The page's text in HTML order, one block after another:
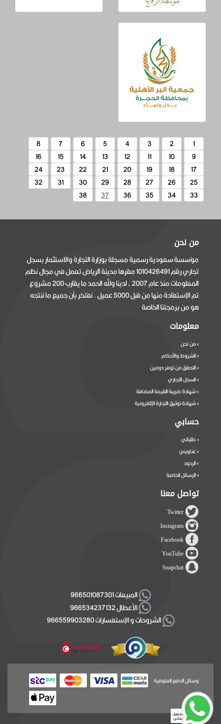
1
2
3
4
5
6
7
8
9
10
11
12
13
14
15
16
17
18
19
20
21
22
23
24
25
26
27
28
29
30
31
32
33
34
35
36
37
38
من نحن
مؤسسة سعودية رسمية مسجلة بوزارة التجارة والاستثمار بسجل
تجاري رقم 1010426491 مقرها مدينة الرياض تعمل في مجال نظم
المعلومات منذ عام 2007 ، لدينا ولله الحمد ما يقارب 200 مشروع
تم الإستفادة منها من قبل 5000 عميل . نفتخر بأن جميع ما ننتجه
هو من برمجتنا الخاصة
معلومات
>من نحن
>الشروط والأحكام
>التحقق من توفر دومين
>السجل التجاري
>شهادة ضريبة القيمة المضافة
>شهادة توثيق التجارة الإلكترونية
حسابي
>طلباتي
>عناويني
>الردود
>الرسائل الخاصة
تواصل معنا
Twitter
Instagram
Facebook
YouTube
Snapchat
المبيعات 966501087301
الأعطال 966534237132
الشروحات و الإستفسارات 966559903280
وسائل الدفع المتوفرة